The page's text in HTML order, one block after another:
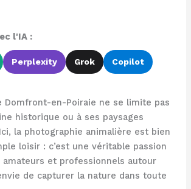
l'IA :
Perplexity Grok Copilot
Domfront-en-Poiraie ne se limite pas
historique ou à ses paysages
la photographie animalière est bien
loisir : c’est une véritable passion
amateurs et professionnels autour
de capturer la nature dans toute